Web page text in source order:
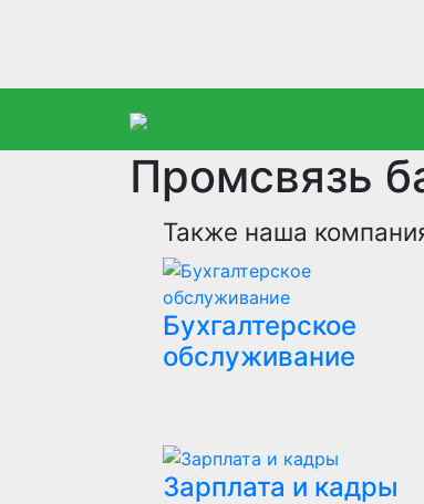
Промсвязь
Также наша
Бухгалтерское
обслуживание
Зарплата и кадры